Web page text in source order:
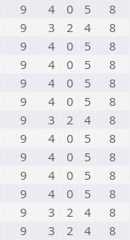
9 4 0 5
8
9 3 2 4
8
9 4 0 5
8
9 4 0 5
8
9 4 0 5
8
9 4 0 5
8
9 3 2 4
8
9 4 0 5
8
9 4 0 5
8
9 4 0 5
8
9 4 0 5
8
9 3 2 4
8
9 3 2 4
8